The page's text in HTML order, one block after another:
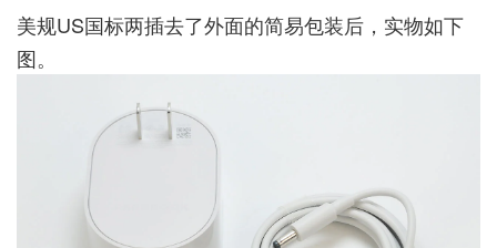
美规US国标两插去了外面的简易包装后，实物如下
图。